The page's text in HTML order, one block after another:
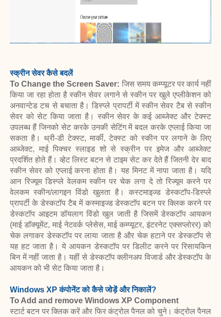
स्क्रीन सेवर कैसे बदलें
To Change the Screen Saver: जिस समय कम्प्यूटर पर कार्य नहीं
किया जा रहा होता है स्कीन सेवर लगाने से स्कीन पर खुले एप्लीकेशन को
अनवान्टेड टच से बचाता है। डिस्प्ले प्रापर्टी में स्कीन सेवर टैब से स्कीन
सेवर को सेट किया जाता है। स्कीन सेवर के कई आब्जेक्ट और टेक्स्ट
उपलब्ध हैं जिनको सेट करके उनकी सेटिंग में बदल करके एप्लाई किया जा
सकता है। थ्री-डी टेक्स्ट, मार्की, टेक्स्ट को स्कीन पर लगाने के लिए
आब्जेक्ट, माई पिक्चर स्लाइड शो से स्क्रीन पर इमेज और आब्जेक्ट
प्रदर्शित होते हैं। व्हेट लिस्ट बटन से टाइम सेट कर देते हैं जितनी देर बाद
स्कीन सेवर को एप्लाई करना होता है। यह मिनट में नापा जाता है। यदि
आन रिज्यूम डिस्प्ले वेलकम स्कीन पर चेक लगा दे तो रिज्यूम करने पर
वेलकम स्कीन/लागइन विंडो खुलता है। कस्टमाइज्ड डेस्कटॉप-डिस्प्ले
प्रापर्टी के डेस्कटॉप टैब में कस्माइज्ड डेस्कटॉप बटन पर क्लिक करने पर
डेस्कटॉप आइटम डॉयलाग विंडो खुल जाती है जिसमें डेस्कटॉप आयकन
(माई डॉक्यूमेंट, माई नेटवर्क प्लेसेस, माई कम्प्यूटर, इंटरनेट एक्सप्लोरर) को
चेक लगाकर डेस्कटॉप पर लाया जाता है और चेक हटाने पर डेस्कटॉप से
यह हट जाता है। ये आयकन डेस्कटॉप पर डिलीट करने पर रिसायकिन
बिन में नहीं जाता है। यहीं से डेस्कटॉप क्लीनअप विजार्ड और डेस्कटॉप के
आयकन को भी सेट किया जाता है।
Windows XP कंपोनेंट को कैसे जोड़ें और निकालें?
To Add and remove Windows XP Component
स्टार्ट बटन पर क्लिक करें और फिर कंट्रोल पैनल को चुने। कंट्रोल पैनल